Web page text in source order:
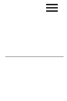
menu